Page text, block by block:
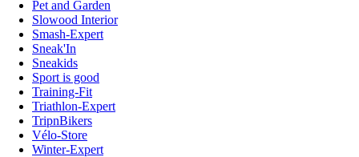
Pet and Garden
Slowood Interior
Smash-Expert
Sneak'In
Sneakids
Sport is good
Training-Fit
Triathlon-Expert
TripnBikers
Vélo-Store
Winter-Expert